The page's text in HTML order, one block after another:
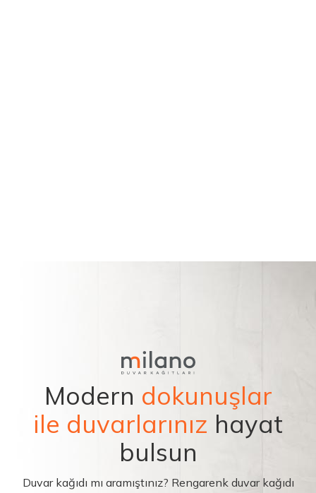
Modern dokunuşlar
ile duvarlarınız hayat
bulsun
Duvar kağıdı mı aramıştınız? Rengarenk duvar kağıdı